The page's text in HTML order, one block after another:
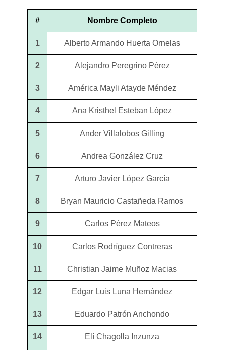
# Nombre Completo
1 Alberto Armando Huerta Ornelas
2 Alejandro Peregrino Pérez
3 América Mayli Atayde Méndez
4 Ana Kristhel Esteban López
5 Ander Villalobos Gilling
6 Andrea González Cruz
7 Arturo Javier López García
8 Bryan Mauricio Castañeda Ramos
9 Carlos Pérez Mateos
10 Carlos Rodríguez Contreras
11 Christian Jaime Muñoz Macias
12 Edgar Luis Luna Hernández
13 Eduardo Patrón Anchondo
14 Elí Chagolla Inzunza